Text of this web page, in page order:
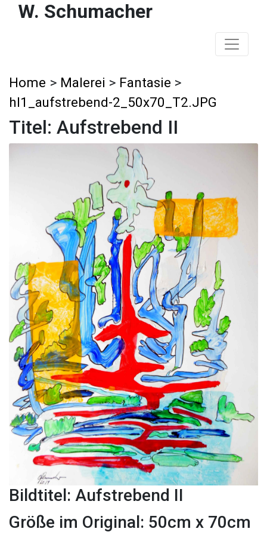
W. Schumacher
Home > Malerei > Fantasie >
hl1_aufstrebend-2_50x70_T2.JPG
Titel: Aufstrebend II
Bildtitel: Aufstrebend II
Größe im Original: 50cm x 70cm